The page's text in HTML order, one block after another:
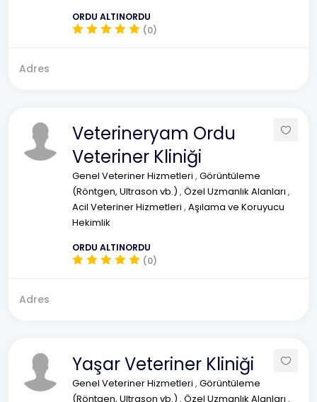
ORDU ALTINORDU
(0)
Adres
Veterineryam Ordu
Veteriner Kliniği
Genel Veteriner Hizmetleri , Görüntüleme
(Röntgen, Ultrason vb.) , Özel Uzmanlık Alanları ,
Acil Veteriner Hizmetleri , Aşılama ve Koruyucu
Hekimlik
ORDU ALTINORDU
(0)
Adres
Yaşar Veteriner Kliniği
Genel Veteriner Hizmetleri , Görüntüleme
(Röntgen, Ultrason vb.) , Özel Uzmanlık Alanları ,